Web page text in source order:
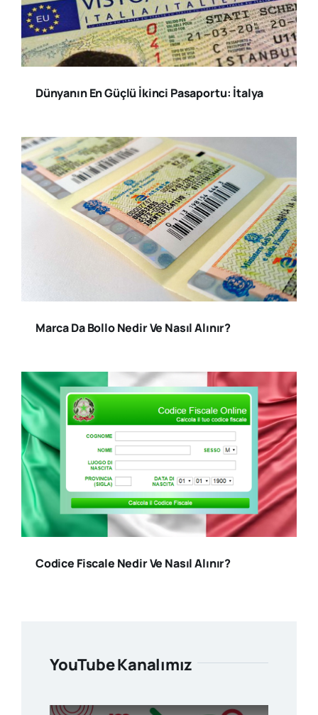
Dünyanın En Güçlü İkinci Pasaportu: İtalya
Marca Da Bollo Nedir Ve Nasıl Alınır?
Codice Fiscale Nedir Ve Nasıl Alınır?
YouTube Kanalımız